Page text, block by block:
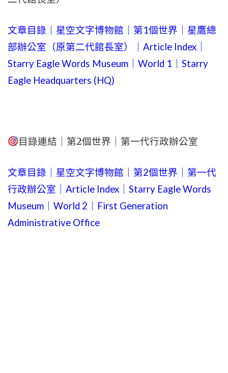
文章目錄｜星空文字博物館｜第1個世界｜星鷹總
部辦公室（原第二代館長室）｜Article Index｜
Starry Eagle Words Museum｜World 1｜Starry
Eagle Headquarters (HQ)
目錄連結｜第2個世界｜第一代行政辦公室
文章目錄｜星空文字博物館｜第2個世界｜第一代
行政辦公室｜Article Index｜Starry Eagle Words
Museum｜World 2｜First Generation
Administrative Office